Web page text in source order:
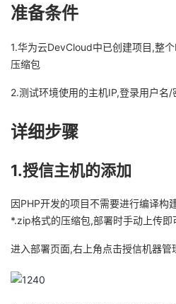
坛
圈
子
的
直
播
我
的
活
动
我
的
关
我
的
开
者
我
的我
支
准备条件
1.华为云DevCloud中已创建项目,整
压缩包
2.测试环境使用的主机IP,登录用户名/
详细步骤
1.授信主机的添加
因PHP开发的项目不需要进行编译构
*.zip格式的压缩包,部署时手动上传即
进入部署页面,右上角点击授信机器管